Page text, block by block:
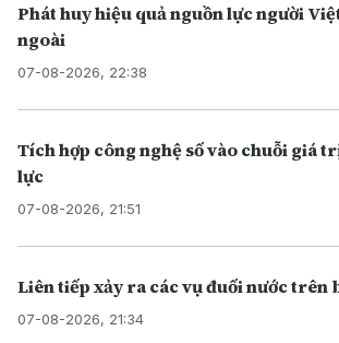
Phát huy hiệu quả nguồn lực người
ngoài
07-08-2026, 22:38
Tích hợp công nghệ số vào chuỗi giá
lực
07-08-2026, 21:51
Liên tiếp xảy ra các vụ đuối nước trên
07-08-2026, 21:34